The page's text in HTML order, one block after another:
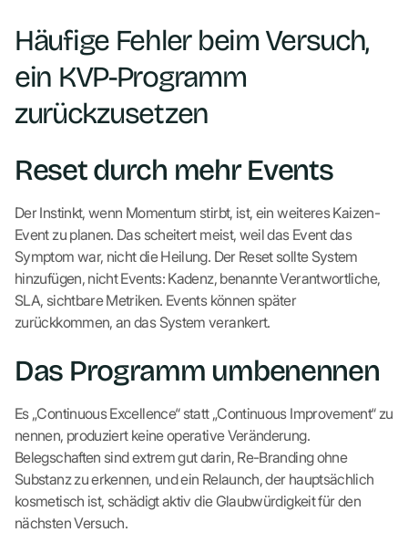
Häufige Fehler beim Versuch,
ein KVP-Programm
zurückzusetzen
Reset durch mehr Events
Der Instinkt, wenn Momentum stirbt, ist, ein weiteres Kaizen-
Event zu planen. Das scheitert meist, weil das Event das
Symptom war, nicht die Heilung. Der Reset sollte System
hinzufügen, nicht Events: Kadenz, benannte Verantwortliche,
SLA, sichtbare Metriken. Events können später
zurückkommen, an das System verankert.
Das Programm umbenennen
Es „Continuous Excellence“ statt „Continuous Improvement“ zu
nennen, produziert keine operative Veränderung.
Belegschaften sind extrem gut darin, Re-Branding ohne
Substanz zu erkennen, und ein Relaunch, der hauptsächlich
kosmetisch ist, schädigt aktiv die Glaubwürdigkeit für den
nächsten Versuch.